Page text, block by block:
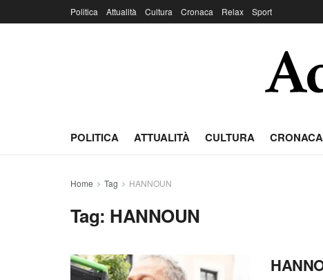
Politica Attualità Cultura Cronaca Relax Sport
POLITICA ATTUALITÀ CULTURA CRONACA
Home Tag HANNOUN
Tag: HANNOUN